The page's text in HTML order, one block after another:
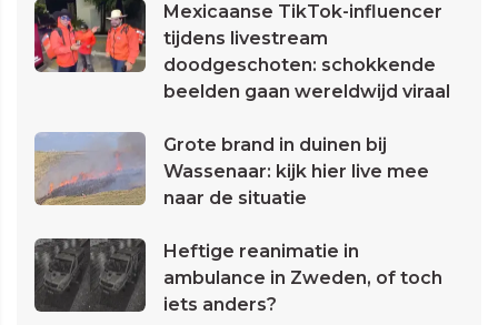
Mexicaanse TikTok-influencer
tijdens livestream
doodgeschoten: schokkende
beelden gaan wereldwijd viraal
Grote brand in duinen bij
Wassenaar: kijk hier live mee
naar de situatie
Heftige reanimatie in
ambulance in Zweden, of toch
iets anders?